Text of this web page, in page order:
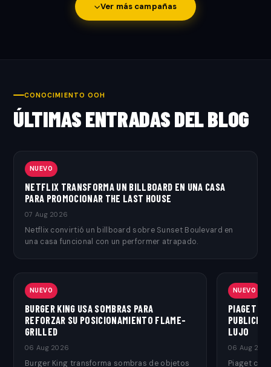
Ver más campañas
CONOCIMIENTO OOH
ÚLTIMAS ENTRADAS DEL BLOG
NUEVO
NETFLIX TRANSFORMA UN BILLBOARD EN UNA CASA
PARA PROMOCIONAR THE LAST HOUSE
07 Aug 2026
Netflix convirtió un billboard sobre Sunset Boulevard en
una casa funcional con un performer atrapado.
NUEVO
BURGER KING USA SOMBRAS PARA
REFORZAR SU POSICIONAMIENTO FLAME-
GRILLED
06 Aug 2026
Burger King transforma sombras de objetos
NUEVO
PIAGET
LUJO
06 Aug
Piaget